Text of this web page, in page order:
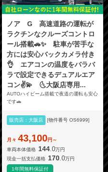
ノア G 高速道路の運転が
ラクチンなクルーズコントロ
ール搭載🚗✨ 駐車が苦手な
方には安心バックカメラ付き
👌 エアコンの温度をバラバ
ラで設定できるデュアルエア
コン✌️💫 🌜大阪店専用...
AUTOハイビーム搭載で夜道の運転も安心
です🚗
販売店：大阪店 [物件番号 OS6999]
月々 43,100円～
車両本体価格 144.0万円
現金一括支払価格 170 .0万円
1年間無料保証付